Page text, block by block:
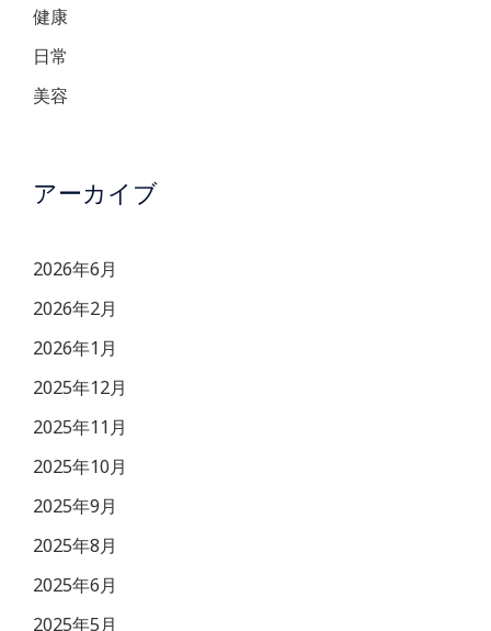
健康
日常
美容
アーカイブ
2026年6月
2026年2月
2026年1月
2025年12月
2025年11月
2025年10月
2025年9月
2025年8月
2025年6月
2025年5月